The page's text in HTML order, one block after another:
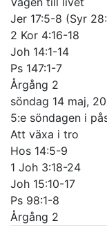
Jer 17:5-8 (Syr
2 Kor 4:16-18
Joh 14:1-14
Ps 147:1-7
Årgång 2
söndag 14 maj,
5:e söndagen i
Att växa i tro
Hos 14:5-9
1 Joh 3:18-24
Joh 15:10-17
Ps 98:1-8
Årgång 2